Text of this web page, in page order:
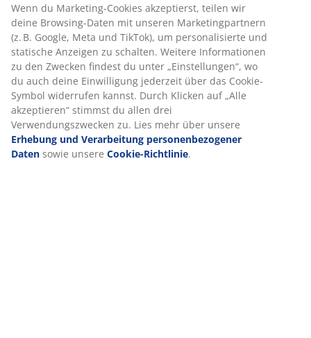
Wenn du Marketing-Cookies akzeptierst, teilen wir
deine Browsing-Daten mit unseren Marketingpartnern
(z. B. Google, Meta und TikTok), um personalisierte und
statische Anzeigen zu schalten. Weitere Informationen
zu den Zwecken findest du unter „Einstellungen“, wo
du auch deine Einwilligung jederzeit über das Cookie-
Symbol widerrufen kannst. Durch Klicken auf „Alle
akzeptieren“ stimmst du allen drei
Verwendungszwecken zu. Lies mehr über unsere
Erhebung und Verarbeitung personenbezogener
Daten sowie unsere Cookie-Richtlinie.